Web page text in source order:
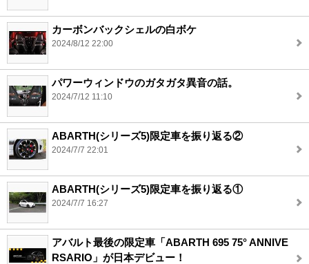
カーボンバックシェルの白ボケ
2024/8/12 22:00
パワーウィンドウのガタガタ異音の話。
2024/7/12 11:10
ABARTH(シリーズ5)限定車を振り返る②
2024/7/7 22:01
ABARTH(シリーズ5)限定車を振り返る①
2024/7/7 16:27
アバルト最後の限定車「ABARTH 695 75° ANNIVE
RSARIO」が日本デビュー！